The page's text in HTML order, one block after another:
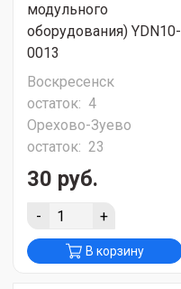
модульного
оборудования) YDN10-
0013
Воскресенск
остаток: 4
Орехово-Зуево
остаток: 23
30 руб.
- +
В корзину